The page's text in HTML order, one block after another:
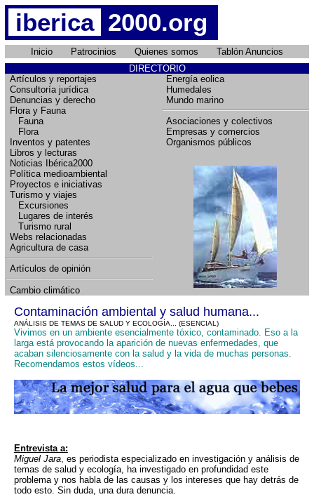
iberica 2000.org
Inicio Patrocinios Quienes somos
Tablón Anuncios
DIRECTORIO
Artículos y reportajes
Consultoría jurídica
Denuncias y derecho
Flora y Fauna
Fauna
Flora
Inventos y patentes
Libros y lecturas
Noticias Ibérica2000
Política medioambiental
Proyectos e iniciativas
Turismo y viajes
Excursiones
Lugares de interés
Turismo rural
Webs relacionadas
Agricultura de casa
Artículos de opinión
Cambio climático
Energía eolica
Humedales
Mundo marino
Asociaciones y colectivos
Empresas y comercios
Organismos públicos
Contaminación ambiental y salud humana...
ANÁLISIS DE TEMAS DE SALUD Y ECOLOGÍA... (ESENCIAL)
Vivimos en un ambiente esencialmente tóxico, contaminado. Eso a la
larga está provocando la aparición de nuevas enfermedades, que
acaban silenciosamente con la salud y la vida de muchas personas.
Recomendamos estos vídeos...
Entrevista a:
Miguel Jara, es periodista especializado en investigación y análisis de
temas de salud y ecología, ha investigado en profundidad este
problema y nos habla de las causas y los intereses que hay detrás de
todo esto. Sin duda, una dura denuncia.